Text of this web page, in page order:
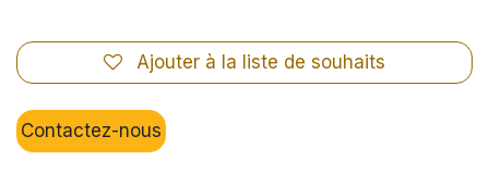
Ajouter à la liste de souhaits
Contactez-nous